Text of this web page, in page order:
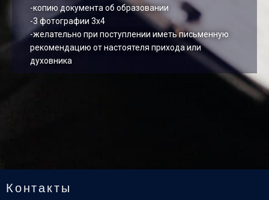
-копию документа об образовании
-3 фотографии 3х4
-желательно при поступлении иметь письменную
рекомендацию от настоятеля прихода или
духовника
Контакты